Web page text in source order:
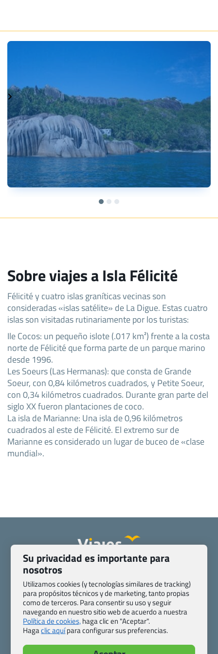
Sobre viajes a Isla Félicité
Félicité y cuatro islas graníticas vecinas son
consideradas «islas satélite» de La Digue. Estas cuatro
islas son visitadas rutinariamente por los turistas:
Ile Cocos: un pequeño islote (.017 km²) frente a la costa
norte de Félicité que forma parte de un parque marino
desde 1996.
Les Soeurs (Las Hermanas): que consta de Grande
Soeur, con 0,84 kilómetros cuadrados, y Petite Soeur,
con 0,34 kilómetros cuadrados. Durante gran parte del
siglo XX fueron plantaciones de coco.
La isla de Marianne: Una isla de 0,96 kilómetros
cuadrados al este de Félicité. El extremo sur de
Marianne es considerado un lugar de buceo de «clase
mundial».
Quienes somos
Pasaporte, Visado, Salud y otras disposiciones específicas
Blog de Viajes.com
Registro de agencias
Preguntas frecuentes
Condiciones generales
Política de privacidad y cookies
Transparencia
Todas las páginas – sitemap
Viajes.com
Su privacidad es importante para
nosotros
Utilizamos cookies (y tecnologías similares de tracking)
para propósitos técnicos y de marketing, tanto propias
como de terceros. Para consentir su uso y seguir
navegando en nuestro sitio web de acuerdo a nuestra
Política de cookies,haga clic en "Aceptar".
Hagaclic aquípara configurar sus preferencias.